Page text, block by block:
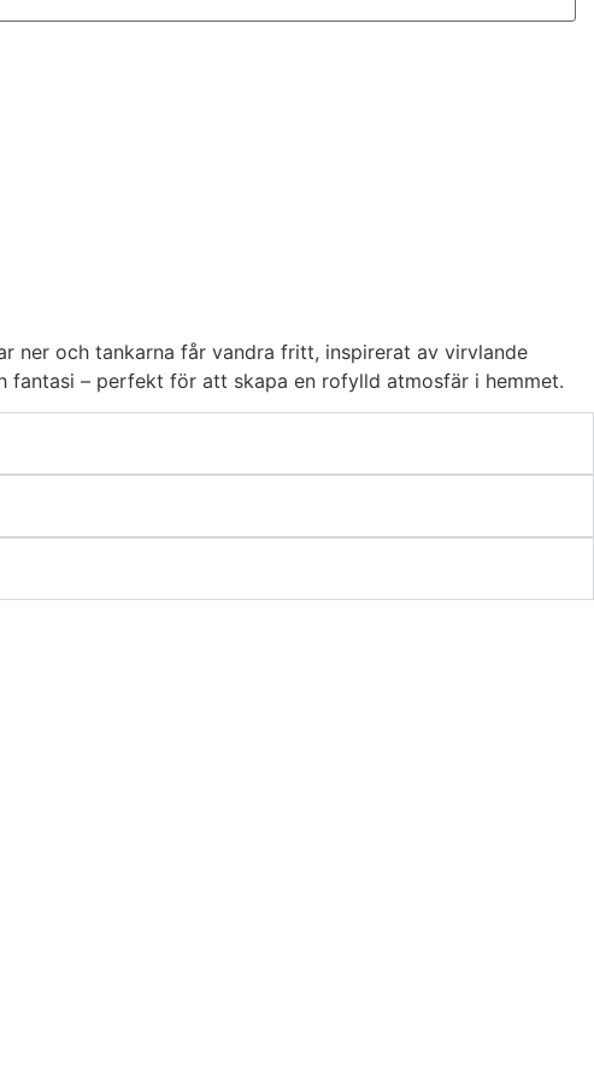
ner och tankarna får vandra fritt, inspirerat av virvlande
fantasi – perfekt för att skapa en rofylld atmosfär i hemmet.